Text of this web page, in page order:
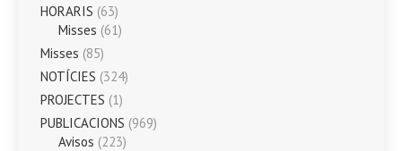
HORARIS (63)
Misses (61)
Misses (85)
NOTÍCIES (324)
PROJECTES (1)
PUBLICACIONS (969)
Avisos (223)